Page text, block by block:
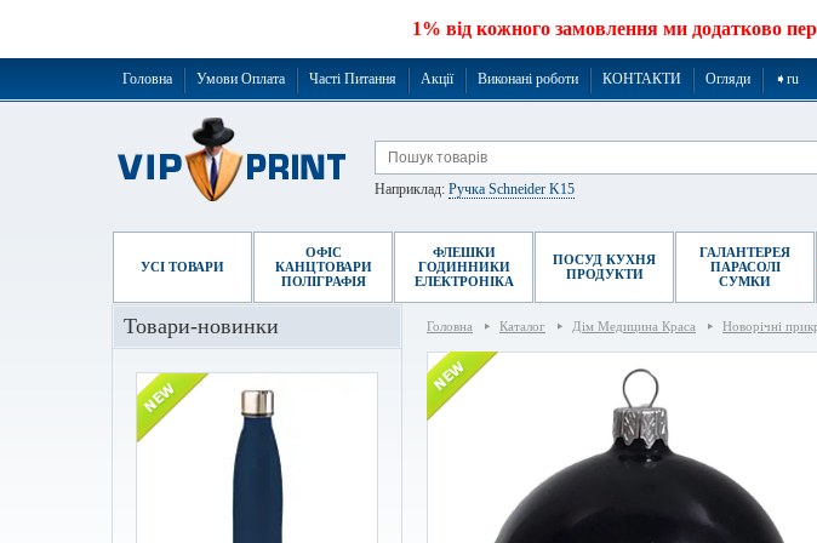
1% від кожного замовлення ми додатково
Головна Умови Оплата Часті Питання Акції Виконані роботи КОНТАКТИ Огляди ➧ru
Наприклад: Ручка Schneider K15
УСІ ТОВАРИ
ОФІС
КАНЦТОВАРИ
ПОЛІГРАФІЯ
ФЛЕШКИ
ГОДИННИКИ
ЕЛЕКТРОНІКА
ПОСУД КУХНЯ
ПРОДУКТИ
ГАЛАНТЕРЕЯ
ПАРАСОЛІ
СУМКИ
Головна Каталог Дім Медицина Краса Новорічні
Товари-новинки